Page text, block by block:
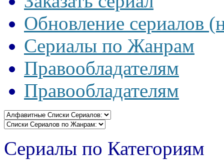
Обновление сериалов
Сериалы по Жанрам
Правообладателям
Правообладателям
Сериалы по Категориям